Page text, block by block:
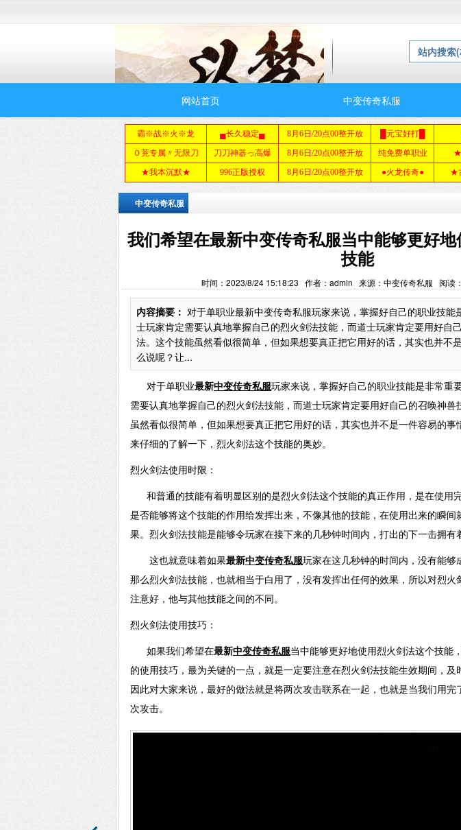
站内搜索
网站首页 中变传奇私服
中变传奇私服
我们希望在最新中变传奇私服当中能够更好
技能
时间：2023/8/24 15:18:23 作者：admin 来源：中变传奇私服 阅读：
内容摘要： 对于单职业最新中变传奇私服玩家来说，掌握好自己的职业技能
士玩家肯定需要认真地掌握自己的烈火剑法技能，而道士玩家肯定要用好
法。这个技能虽然看似很简单，但如果想要真正把它用好的话，其实也并不
么说呢？让...
对于单职业最新中变传奇私服玩家来说，掌握好自己的职业技能是非常重
需要认真地掌握自己的烈火剑法技能，而道士玩家肯定要用好自己的召唤神
虽然看似很简单，但如果想要真正把它用好的话，其实也并不是一件容易的事
来仔细的了解一下，烈火剑法这个技能的奥妙。
烈火剑法使用时限：
和普通的技能有着明显区别的是烈火剑法这个技能的真正作用，是在使用
是否能够将这个技能的作用给发挥出来，不像其他的技能，在使用出来的瞬间
果。烈火剑法技能是能够令玩家在接下来的几秒钟时间内，打出的下一击拥有
这也就意味着如果最新中变传奇私服玩家在这几秒钟的时间内，没有能够
那么烈火剑法技能，也就相当于白用了，没有发挥出任何的效果，所以对烈火
注意好，他与其他技能之间的不同。
烈火剑法使用技巧：
如果我们希望在最新中变传奇私服当中能够更好地使用烈火剑法这个技能
的使用技巧，最为关键的一点，就是一定要注意在烈火剑法技能生效期间，及
因此对大家来说，最好的做法就是将两次攻击联系在一起，也就是当我们用
次攻击。